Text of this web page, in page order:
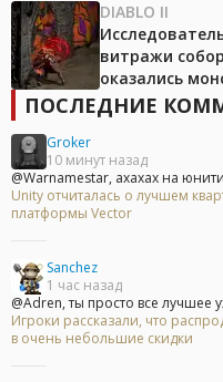
DIABLO II
витражи
оказались
ПОСЛЕДНИЕ
Groker
10 минут назад
@Warnamestar, ахахах на
Unity отчиталась о лучшем
платформы Vector
Sanchez
1 час назад
@Adren, ты просто все лучшее
Игроки рассказали, что
в очень небольшие скидки